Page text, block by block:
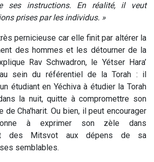
ses instructions. En réalité, il veut
prises par les individus. »
pernicieuse car elle finit par altérer la
des hommes et les détourner de la
Rav Schwadron, le Yétser Hara’
sein du référentiel de la Torah : il
étudiant en Yéchiva à étudier la Torah
la nuit, quitte à compromettre son
de Cha'harit. Ou bien, il peut encourager
à exprimer son zèle dans
des Mitsvot aux dépens de sa
semblables.